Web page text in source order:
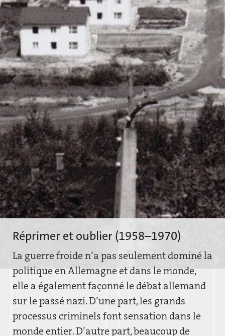
Réprimer et oublier (1958–1970)
La guerre froide n’a pas seulement dominé la
politique en Allemagne et dans le monde,
elle a également façonné le débat allemand
sur le passé nazi. D’une part, les grands
processus criminels font sensation dans le
monde entier. D’autre part, beaucoup de